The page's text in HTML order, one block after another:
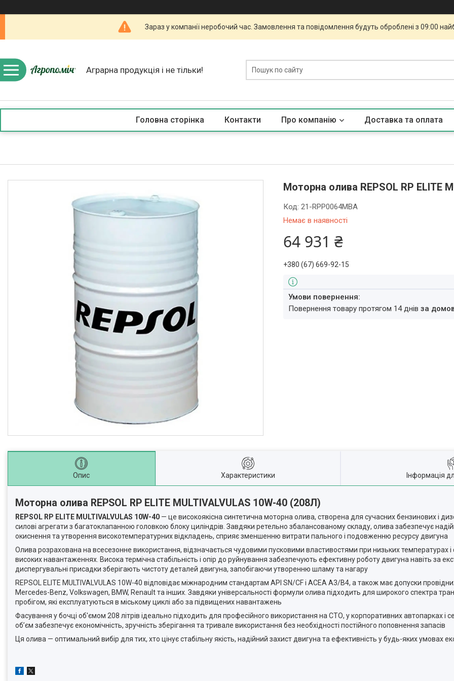
Зараз у компанії неробочий час. Замовлення та повідомлення будуть оброблені з 09:00
Аграрна продукція і не тільки!
Головна сторінка Контакти Про компанію Доставка та оплата
Моторна олива REPSOL RP ELITE
Немає в наявності
Код:21-RPP0064MBA
64 931 ₴
+380 (67) 669-92-15
повернення товару протягом 14 днівза
Опис Характеристики Інформація
Моторна олива REPSOL RP ELITE MULTIVALVULAS 10W-40 (208Л)
REPSOL RP ELITE MULTIVALVULAS 10W-40 — це високоякісна синтетична моторна олива, створена для сучасних бензинових і
силові агрегати з багатоклапанною головкою блоку циліндрів. Завдяки ретельно збалансованому складу, олива забезпечує
окиснення та утворення високотемпературних відкладень, сприяє зменшенню витрати пального і подовженню ресурсу двигуна
Олива розрахована на всесезонне використання, відзначається чудовими пусковими властивостями при низьких температурах і
високих навантаженнях. Висока термічна стабільність і опір до руйнування забезпечують ефективну роботу двигуна навіть за
диспергувальні присадки зберігають чистоту деталей двигуна, запобігаючи утворенню шламу та нагару
REPSOL ELITE MULTIVALVULAS 10W-40 відповідає міжнародним стандартам API SN/CF і ACEA A3/B4, а також має допуски
Mercedes-Benz, Volkswagen, BMW, Renault та інших. Завдяки універсальності формули олива підходить для широкого спектра
пробігом, які експлуатуються в міському циклі або за підвищених навантажень
Фасування у бочці об'ємом 208 літрів ідеально підходить для професійного використання на СТО, у корпоративних автопарках і
об’єм забезпечує економічність, зручність зберігання та тривале використання без необхідності постійного поповнення запасів
Ця олива — оптимальний вибір для тих, хто цінує стабільну якість, надійний захист двигуна та ефективність у будь-яких умовах